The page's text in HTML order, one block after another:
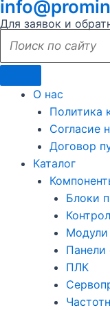
Для заявок и
О нас
Политика
Согласие
Договор
Каталог
Блоки
Модули
Панели
ПЛК